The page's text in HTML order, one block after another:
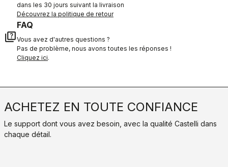
dans les 30 jours suivant la livraison
Découvrez la politique de retour
quiz
FAQ
Vous avez d'autres questions ?
Pas de problème, nous avons toutes les réponses !
Cliquez ici.
ACHETEZ EN TOUTE CONFIANCE
Le support dont vous avez besoin, avec la qualité Castelli dans
chaque détail.